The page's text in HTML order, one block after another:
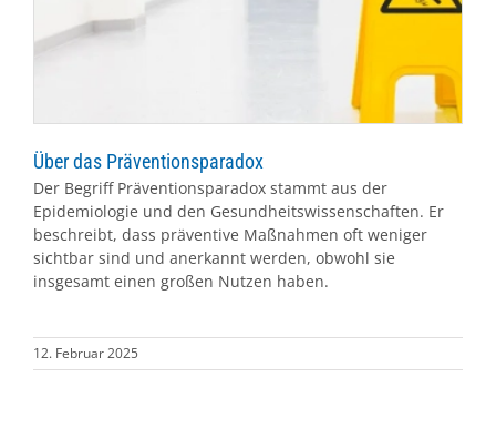
Über das Präventionsparadox
Der Begriff Präventionsparadox stammt aus der
Epidemiologie und den Gesundheitswissenschaften. Er
beschreibt, dass präventive Maßnahmen oft weniger
sichtbar sind und anerkannt werden, obwohl sie
insgesamt einen großen Nutzen haben.
12. Februar 2025